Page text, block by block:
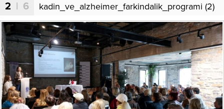
2 | 6 kadin_ve_alzheimer_farkindalik_programi (2)